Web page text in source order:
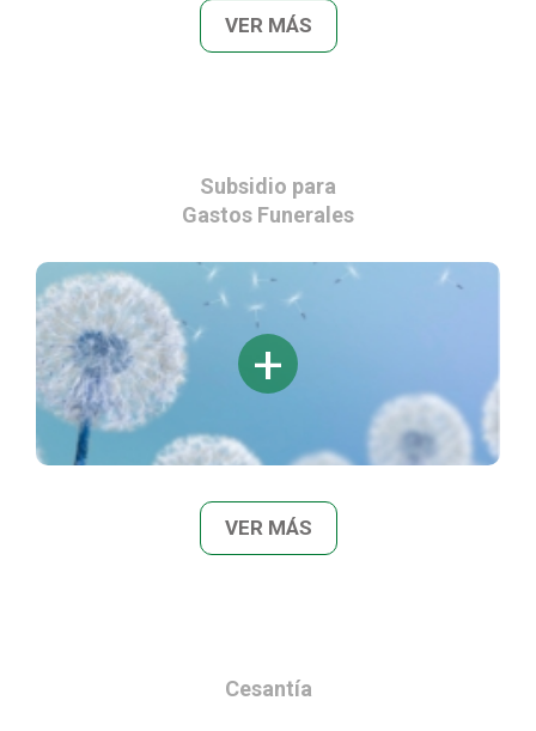
VER MÁS
Subsidio para
Gastos Funerales
VER MÁS
Cesantía